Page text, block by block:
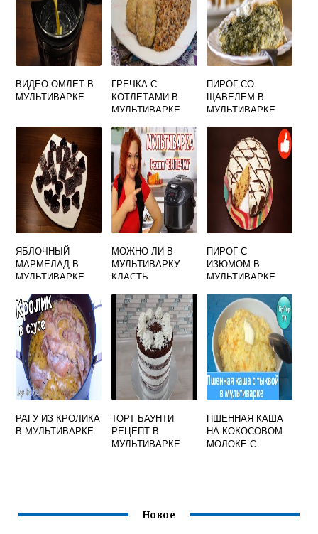
ВИДЕО ОМЛЕТ В
МУЛЬТИВАРКЕ
ГРЕЧКА С
КОТЛЕТАМИ В
МУЛЬТИВАРКЕ
ПИРОГ СО
ЩАВЕЛЕМ В
МУЛЬТИВАРКЕ
ЯБЛОЧНЫЙ
МАРМЕЛАД В
МУЛЬТИВАРКЕ
МОЖНО ЛИ В
МУЛЬТИВАРКУ
КЛАСТЬ
БУМАГУ ПРИ
ВЫПЕЧКЕ
ПИРОГ С
ИЗЮМОМ В
МУЛЬТИВАРКЕ
РАГУ ИЗ КРОЛИКА
В МУЛЬТИВАРКЕ
ТОРТ БАУНТИ
РЕЦЕПТ В
МУЛЬТИВАРКЕ
ПШЕННАЯ КАША
НА КОКОСОВОМ
МОЛОКЕ С
Новое